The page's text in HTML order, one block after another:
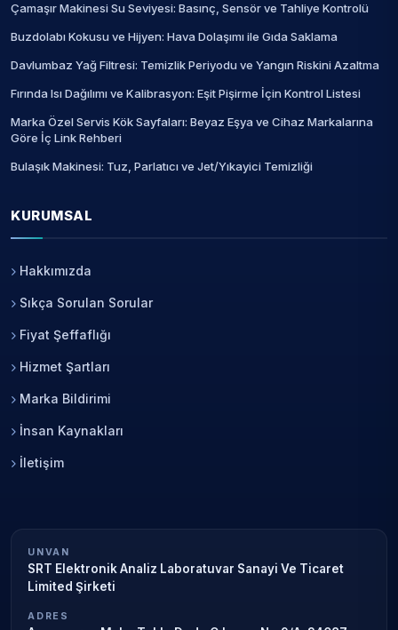
Çamaşır Makinesi Su Seviyesi: Basınç, Sensör ve Tahliye Kontrolü
Buzdolabı Kokusu ve Hijyen: Hava Dolaşımı ile Gıda Saklama
Davlumbaz Yağ Filtresi: Temizlik Periyodu ve Yangın Riskini Azaltma
Fırında Isı Dağılımı ve Kalibrasyon: Eşit Pişirme İçin Kontrol Listesi
Marka Özel Servis Kök Sayfaları: Beyaz Eşya ve Cihaz Markalarına
Göre İç Link Rehberi
Bulaşık Makinesi: Tuz, Parlatıcı ve Jet/Yıkayici Temizliği
KURUMSAL
Hakkımızda
Sıkça Sorulan Sorular
Fiyat Şeffaflığı
Hizmet Şartları
Marka Bildirimi
İnsan Kaynakları
İletişim
UNVAN
SRT Elektronik Analiz Laboratuvar Sanayi Ve Ticaret
Limited Şirketi
ADRES